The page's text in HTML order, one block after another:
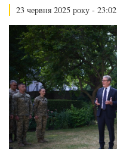
23 червня 2025 року - 23:02